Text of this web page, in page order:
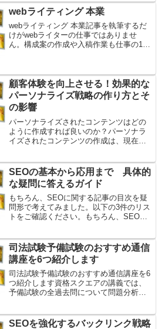
ば、データベースのテーブルや列
に関する情報は、データベースの
スキーマ情報から生成されます。
また、画像や音声ファイルなどの
め込まれており、これらもメタデ
ータとして生成されます。 メタ
データはさまざまな利用方法があ
ります。まず、データの検索や整
理に利用されます。例えば、フォ
トアルバムで画像を整理する際に
は、画像の撮影日時や場所などの
致する画像を探すことができま
す。また、データの可視化や分析
においてもメタデータは重要な役
割を果たします。データの特性や
統計情報などを基に分析を行うこ
ができます。 [人間]:「データを整
理するための重要な情報―メタデ
ータ」
素です。具体的な例を挙げると、写真の
メタデータには、撮影日時、...
webライティング 本業
webライティング 本業記事を執筆するだ
けがwebライターの仕事ではありませ
ん。構成案の作成や入稿作業も仕事の1つ
表現にも磨きが...
顧客体験を向上させる！効果的な
パーソナライズ戦略の作り方とそ
の影響
パーソナライズされたコンテンツはどの
ように作成すれば良いのか？パーソナラ
イズされたコンテンツの作成は、現在の
消費者のニーズや興味に基づいてコンテ
ンツをカスタマイズするこ...
SEOの基本から応用まで 具体的
な疑問に答えるガイド
もちろん、SEOに関する記事の目次を疑
問形で考えてみました。以下の3件のリス
トをご確認ください。もちろん、SEOに
読者の関心を引きつけやすく、記事の内
容を解説する手助け...
司法試験予備試験のおすすめ通信
講座を6つ紹介します
司法試験予備試験のおすすめ通信講座を6
つ紹介します資格スクエアの講義では、
予備試験の全過去問について問題分析・
れます。秋から始めて1.5年の学習期間で
SEOを強化するバックリンク戦略